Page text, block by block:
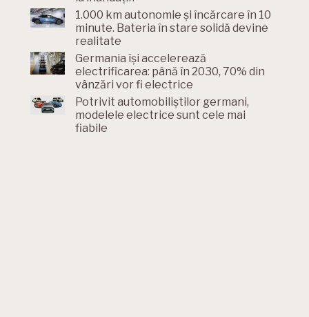
1.000 km autonomie și încărcare în 10
minute. Bateria în stare solidă devine
realitate
Germania își accelerează
electrificarea: până în 2030, 70% din
vânzări vor fi electrice
Potrivit automobiliștilor germani,
modelele electrice sunt cele mai
fiabile